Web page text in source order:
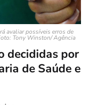
avaliar possíveis erros de
Tony Winston/ Agência
decididas por
de Saúde e